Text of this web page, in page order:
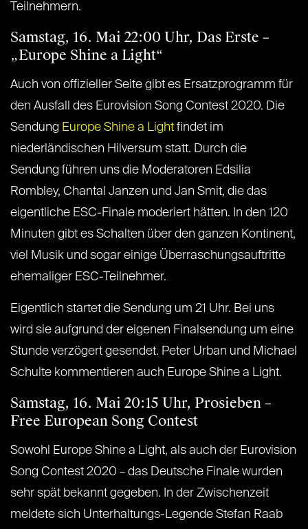
Teilnehmern.
Samstag, 16. Mai 22:00 Uhr, Das Erste –
„Europe Shine a Light“
Auch von offizieller Seite gibt es Ersatzprogramm für
den Ausfall des Eurovision Song Contest 2020. Die
Sendung Europe Shine a Light findet im
niederländischen Hilversum statt. Durch die
Sendung führen uns die Moderatoren Edsilia
Rombley, Chantal Janzen und Jan Smit, die das
eigentliche ESC-Finale moderiert hätten. In den 120
Minuten gibt es Schalten über den ganzen Kontinent,
viel Musik und sogar einige Überraschungsauftritte
ehemaliger ESC-Teilnehmer.
Eigentlich startet die Sendung um 21 Uhr. Bei uns
wird sie aufgrund der eigenen Finalsendung um eine
Stunde verzögert gesendet. Peter Urban und Michael
Schulte kommentieren auch Europe Shine a Light.
Samstag, 16. Mai 20:15 Uhr, Prosieben –
Free European Song Contest
Sowohl Europe Shine a Light, als auch der Eurovision
Song Contest 2020 – das Deutsche Finale wurden
sehr spät bekannt gegeben. In der Zwischenzeit
meldete sich Unterhaltungs-Legende Stefan Raab